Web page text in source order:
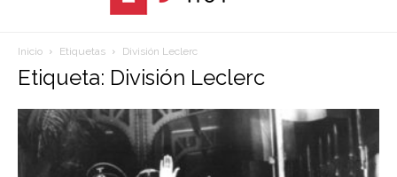
Hoy
Inicio Etiquetas División Leclerc
Etiqueta: División Leclerc